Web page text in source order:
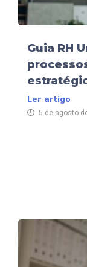
Guia RH
Ler artigo
5 de agosto